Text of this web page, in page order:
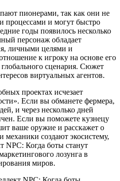
пионерами, так как они не
процессами и могут быстро
годы появилось несколько
персонаж обладает
личными целями и
к игроку на основе его
сценария. Сюжет
виртуальных агентов.
проектах исчезает
Если вы обманете фермера,
и через несколько дней
Если вы поможете кузнецу
ваше оружие и расскажет о
создают экосистему,
NPC: Когда боты станут
лозунга в
миров.